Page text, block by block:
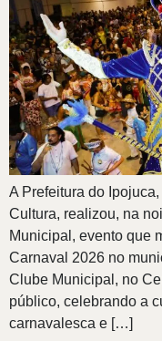
A Prefeitura do
Cultura, realizou, na
Municipal, evento que
Carnaval 2026 no
Clube Municipal, no
público, celebrando a
carnavalesca e […]